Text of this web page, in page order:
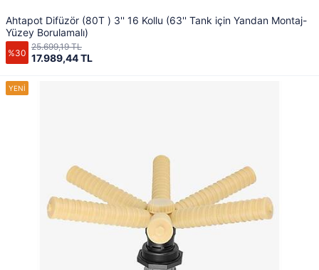
Ahtapot Difüzör (80T ) 3'' 16 Kollu (63'' Tank için Yandan Montaj-
Yüzey Borulamalı)
%30 17.989,44 TL
25.699,19 TL